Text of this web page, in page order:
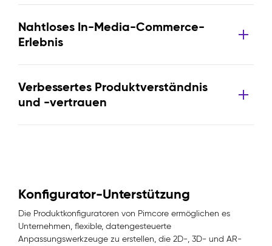
Nahtloses In-Media-Commerce-
Erlebnis
Verbessertes Produktverständnis
und -vertrauen
Konfigurator-Unterstützung
Die Produktkonfiguratoren von Pimcore ermöglichen es
Unternehmen, flexible, datengesteuerte
Anpassungswerkzeuge zu erstellen, die 2D-, 3D- und AR-